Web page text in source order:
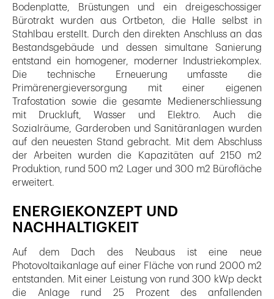
Bodenplatte, Brüstungen und ein dreigeschossiger
Bürotrakt wurden aus Ortbeton, die Halle selbst in
Stahlbau erstellt. Durch den direkten Anschluss an das
Bestandsgebäude und dessen simultane Sanierung
entstand ein homogener, moderner Industriekomplex.
Die technische Erneuerung umfasste die
Primärenergieversorgung mit einer eigenen
Trafostation sowie die gesamte Medienerschliessung
mit Druckluft, Wasser und Elektro. Auch die
Sozialräume, Garderoben und Sanitäranlagen wurden
auf den neuesten Stand gebracht. Mit dem Abschluss
der Arbeiten wurden die Kapazitäten auf 2150 m2
Produktion, rund 500 m2 Lager und 300 m2 Bürofläche
erweitert.
ENERGIEKONZEPT UND
NACHHALTIGKEIT
Auf dem Dach des Neubaus ist eine neue
Photovoltaikanlage auf einer Fläche von rund 2000 m2
entstanden. Mit einer Leistung von rund 300 kWp deckt
die Anlage rund 25 Prozent des anfallenden